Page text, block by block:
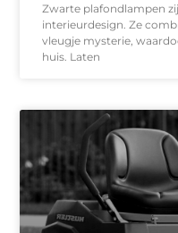
Zwarte plafondlampen
interieurdesign. Ze
vleugje mysterie,
huis. Laten